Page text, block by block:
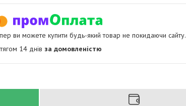
ви можете купити будь-який товар не покидаючи сайту.
14 днів за домовленістю